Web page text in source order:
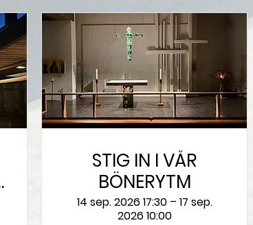
STIG IN I VÅR
BÖNERYTM
14 sep. 2026 17:30 – 17 sep.
2026 10:00